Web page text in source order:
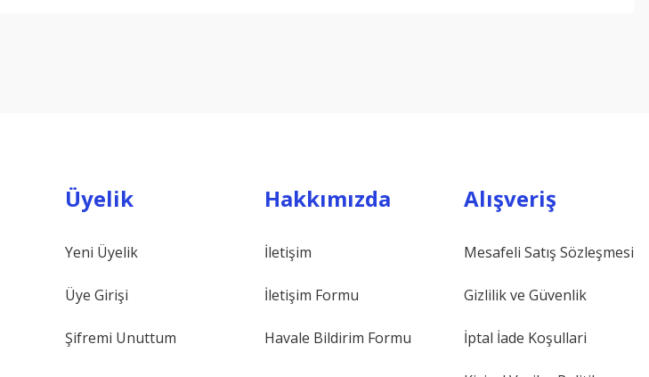
Üyelik
Yeni Üyelik
Üye Girişi
Şifremi Unuttum
Hakkımızda
İletişim
İletişim Formu
Havale Bildirim Formu
Alışveriş
Mesafeli Satış Sözleşmesi
Gizlilik ve Güvenlik
İptal İade Koşullari